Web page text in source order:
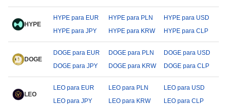
HYPE
HYPE para EUR HYPE para PLN
HYPE para USD
HYPE para JPY
HYPE para KRW HYPE para CLP
DOGE
DOGE para EUR DOGE para PLN
DOGE para USD
DOGE para JPY
DOGE para KRW DOGE para CLP
LEO
LEO para EUR LEO para PLN
LEO para USD
LEO para JPY
LEO para KRW LEO para CLP